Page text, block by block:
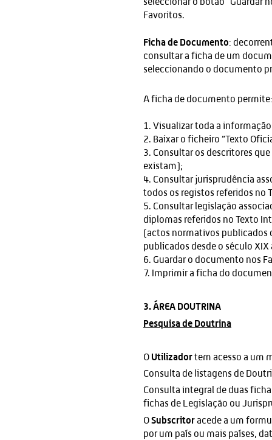
Favoritos.
Ficha de Documento:
consultar a ficha de um
seleccionando o documento
A ficha de documento permite:
1. Visualizar toda a
2. Baixar o ficheiro “Texto
3. Consultar os descritores
existam);
4. Consultar jurisprudência
todos os registos referidos no
5. Consultar legislação
diplomas referidos no Texto
(actos normativos publicados
publicados desde o século
6. Guardar o documento nos
7. Imprimir a ficha do
3. ÁREA DOUTRINA
Pesquisa de Doutrina
O Utilizadortem acesso a um
Consulta de listagens de
Consulta integral de duas
fichas de Legislação ou
OSubscritoracede a um
por um país ou mais países,